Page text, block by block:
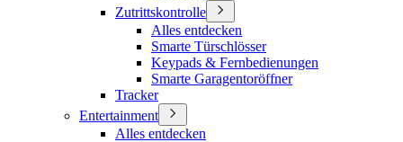
Zutrittskontrolle
Alles entdecken
Smarte Türschlösser
Keypads & Fernbedienungen
Smarte Garagentoröffner
Tracker
Entertainment
Alles entdecken